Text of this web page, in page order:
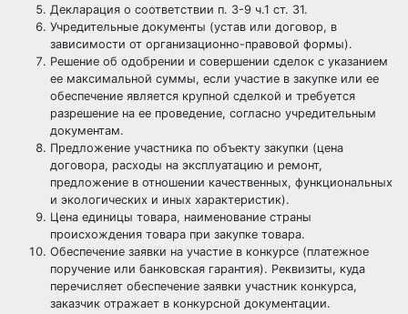
Декларация о соответствии п. 3-9 ч.1 ст. 31.
Учредительные документы (устав или договор, в
зависимости от организационно-правовой формы).
Решение об одобрении и совершении сделок с указанием
ее максимальной суммы, если участие в закупке или ее
обеспечение является крупной сделкой и требуется
разрешение на ее проведение, согласно учредительным
документам.
Предложение участника по объекту закупки (цена
договора, расходы на эксплуатацию и ремонт,
предложение в отношении качественных, функциональных
и экологических и иных характеристик).
Цена единицы товара, наименование страны
происхождения товара при закупке товара.
Обеспечение заявки на участие в конкурсе (платежное
поручение или банковская гарантия). Реквизиты, куда
перечисляет обеспечение заявки участник конкурса,
заказчик отражает в конкурсной документации.